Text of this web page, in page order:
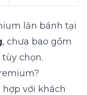
lăn bánh tại
, chưa bao gồm
chọn.
hợp với khách